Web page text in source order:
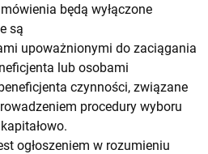
będą wyłączone
są
upoważnionymi do zaciągania
lub osobami
czynności, związane
procedury wyboru
ogłoszeniem w rozumieniu